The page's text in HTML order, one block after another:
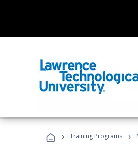
› Training Programs ›